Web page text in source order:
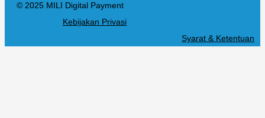
© 2025 MILI Digital Payment
Kebijakan Privasi
Syarat & Ketentuan